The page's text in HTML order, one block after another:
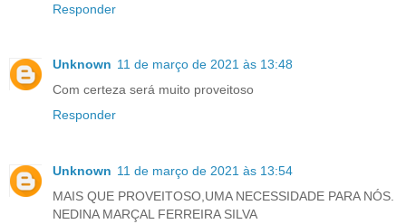
Responder
Unknown 11 de março de 2021 às 13:48
Com certeza será muito proveitoso
Responder
Unknown 11 de março de 2021 às 13:54
MAIS QUE PROVEITOSO,UMA NECESSIDADE PARA NÓS.
NEDINA MARÇAL FERREIRA SILVA